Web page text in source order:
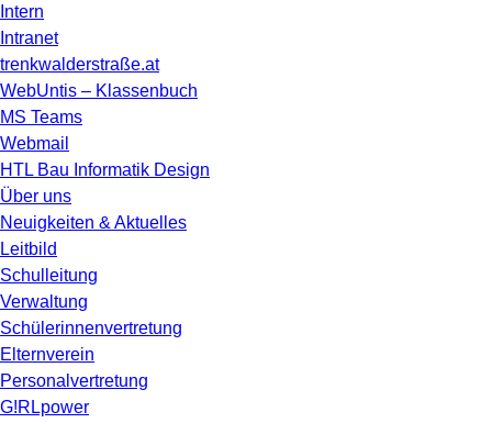
Intern
Intranet
trenkwalderstraße.at
WebUntis – Klassenbuch
MS Teams
Webmail
HTL Bau Informatik Design
Über uns
Neuigkeiten & Aktuelles
Leitbild
Schulleitung
Verwaltung
Schülerinnenvertretung
Elternverein
Personalvertretung
G!RLpower